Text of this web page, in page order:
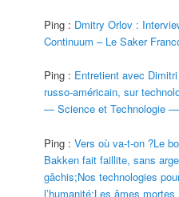
Ping : Dmitry Orlov :
Continuum – Le Saker
Ping : Entretient avec
russo-américain, sur
— Science et Technologie
Ping :Vers où va-t-on ?Le
Bakken fait faillite, sans
gâchis;Nos technologies
l’humanité;Les âmes